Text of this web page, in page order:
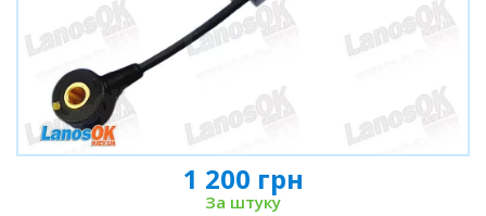
1 200 грн
За штуку